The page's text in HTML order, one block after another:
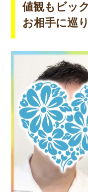
値観もビッ
お相手に巡